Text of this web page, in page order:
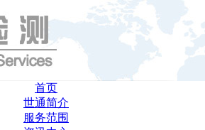
首页
世通简介
服务范围